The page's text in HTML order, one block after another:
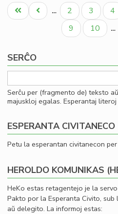
Pagination
Unua
paĝo
Antaŭa
paĝo
… Paĝo
2 Paĝo
3 4
Paĝo
9 Paĝo
10 …
SERĈO
Serĉu per (fragmento de) teksto
majuskloj egalas. Esperantaj
ESPERANTA CIVITANECO
Petu la esperantan civitanecon
HEROLDO KOMUNIKAS
HeKo estas retagentejo je la
Pakto por la Esperanta Civito,
aŭ delegito. La informoj estas: